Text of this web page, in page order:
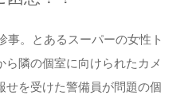
事。とあるスーパーの女性ト
隣の個室に向けられたカメ
せを受けた警備員が問題の個